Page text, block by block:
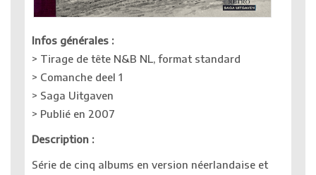
Infos générales :
> Tirage de tête N&B NL, format standard
> Comanche deel 1
> Saga Uitgaven
> Publié en 2007
Description :
Série de cinq albums en version néerlandaise et